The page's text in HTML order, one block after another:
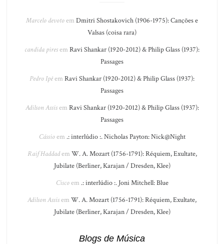
Marcelo devotoem Dmitri Shostakovich (1906-1975): Canções e
Valsas (coisa rara)
candida piresem Ravi Shankar (1920-2012) & Philip Glass (1937):
Passages
Pedro Ipêem Ravi Shankar (1920-2012) & Philip Glass (1937):
Passages
Adilson Assisem Ravi Shankar (1920-2012) & Philip Glass (1937):
Passages
Cássioem .: interlúdio :. Nicholas Payton: Nick@Night
Raif Haddadem W. A. Mozart (1756-1791): Réquiem, Exultate,
Jubilate (Berliner, Karajan / Dresden, Klee)
Ciscoem .: interlúdio :. Joni Mitchell: Blue
Adilson Assisem W. A. Mozart (1756-1791): Réquiem, Exultate,
Jubilate (Berliner, Karajan / Dresden, Klee)
Blogs de Música